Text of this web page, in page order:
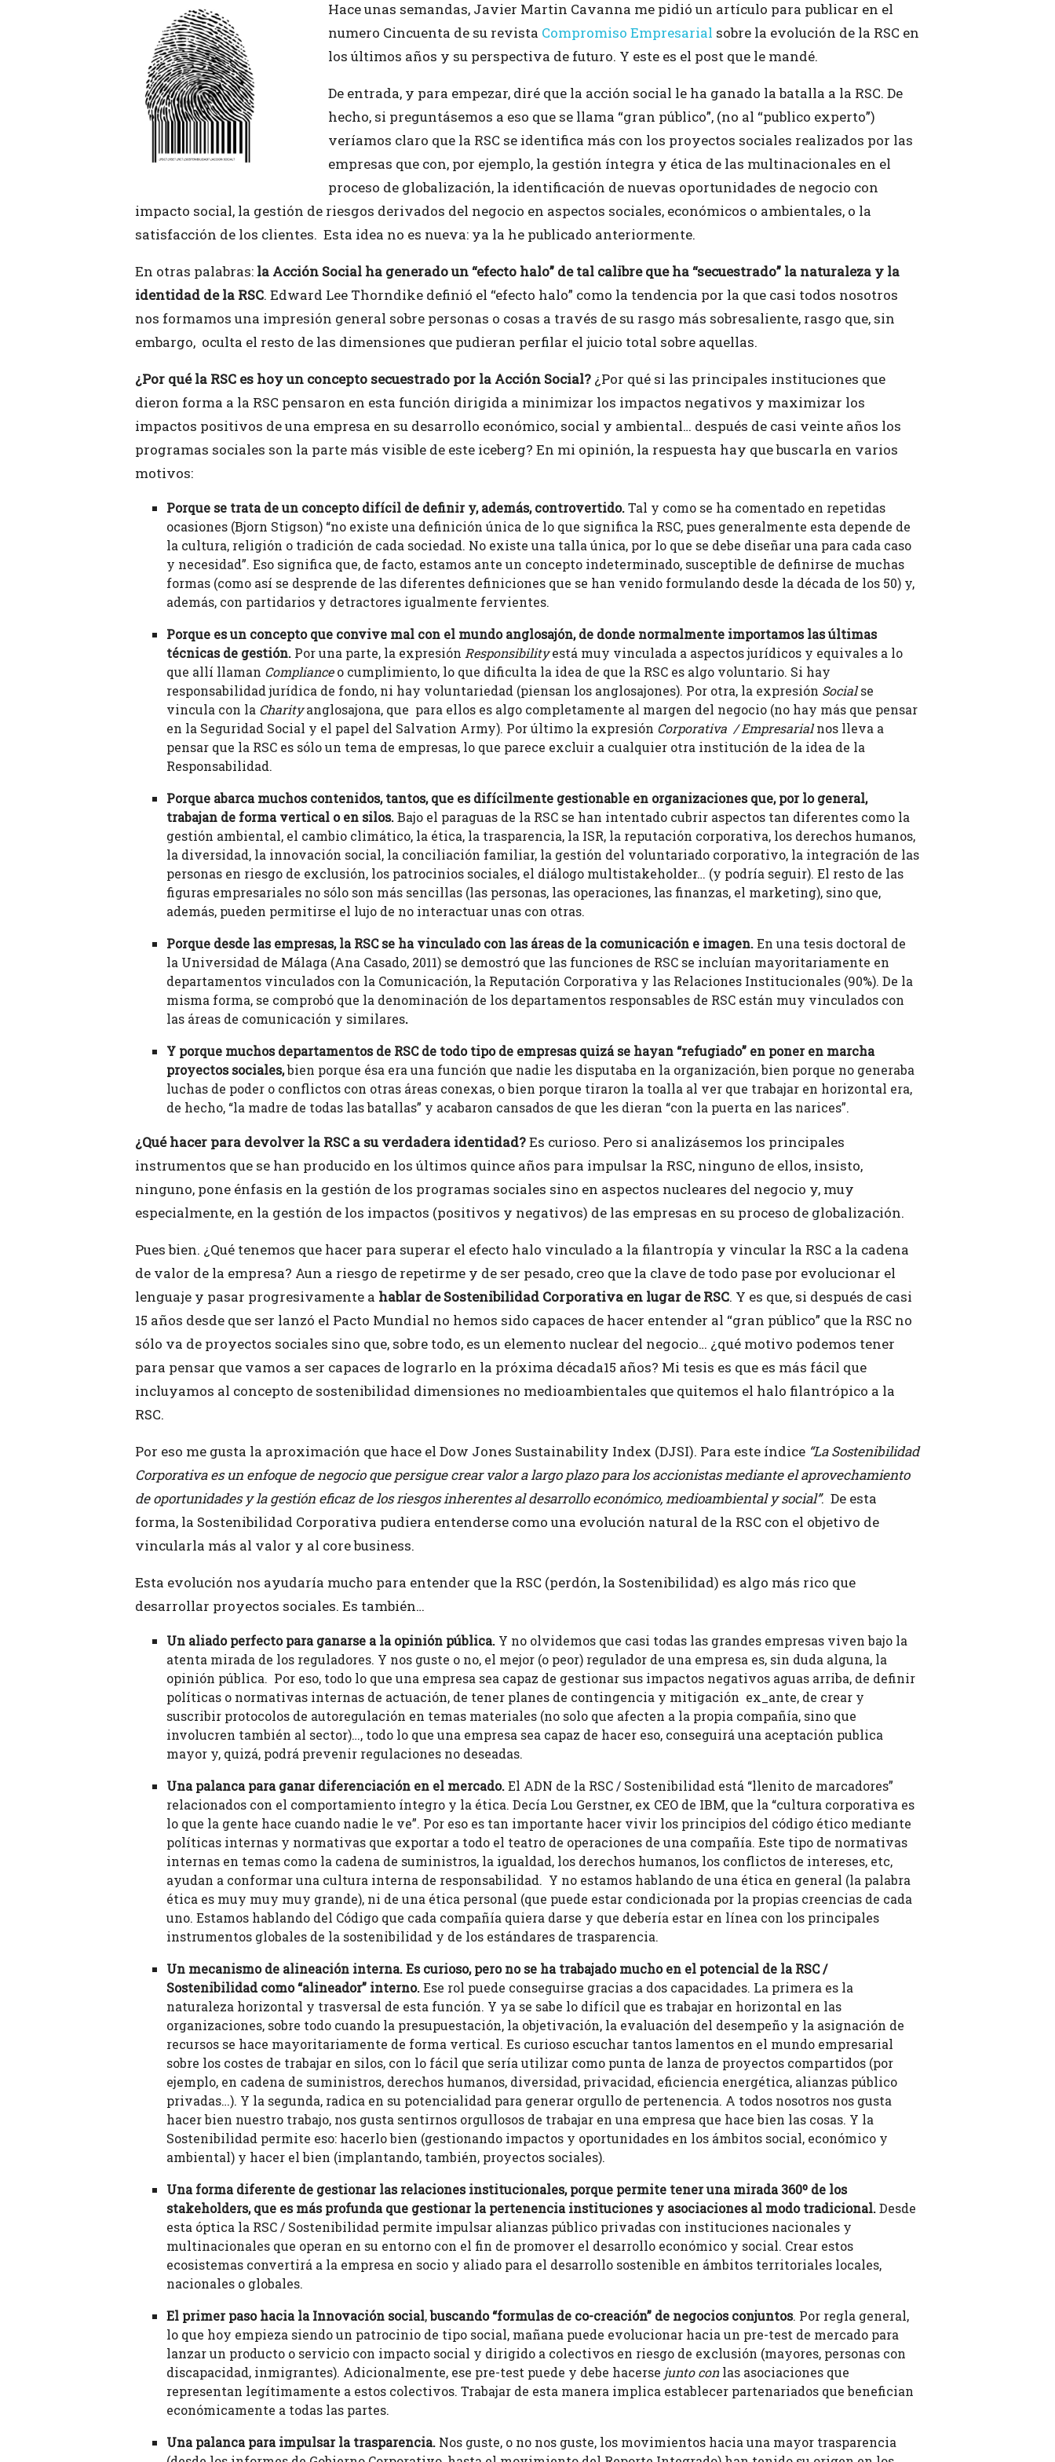
Hace unas semandas, Javier Martin Cavanna me pidió un artículo para publicar en el
numero Cincuenta de su revista Compromiso Empresarial sobre la evolución de la RSC en
los últimos años y su perspectiva de futuro. Y este es el post que le mandé.
De entrada, y para empezar, diré que la acción social le ha ganado la batalla a la RSC. De
hecho, si preguntásemos a eso que se llama “gran público”, (no al “publico experto”)
veríamos claro que la RSC se identifica más con los proyectos sociales realizados por las
empresas que con, por ejemplo, la gestión íntegra y ética de las multinacionales en el
proceso de globalización, la identificación de nuevas oportunidades de negocio con
impacto social, la gestión de riesgos derivados del negocio en aspectos sociales, económicos o ambientales, o la
satisfacción de los clientes. Esta idea no es nueva: ya la he publicado anteriormente.
En otras palabras: la Acción Social ha generado un “efecto halo” de tal calibre que ha “secuestrado” la naturaleza y la
identidad de la RSC. Edward Lee Thorndike definió el “efecto halo” como la tendencia por la que casi todos nosotros
nos formamos una impresión general sobre personas o cosas a través de su rasgo más sobresaliente, rasgo que, sin
embargo, oculta el resto de las dimensiones que pudieran perfilar el juicio total sobre aquellas.
¿Por qué la RSC es hoy un concepto secuestrado por la Acción Social? ¿Por qué si las principales instituciones que
dieron forma a la RSC pensaron en esta función dirigida a minimizar los impactos negativos y maximizar los
impactos positivos de una empresa en su desarrollo económico, social y ambiental… después de casi veinte años los
programas sociales son la parte más visible de este iceberg? En mi opinión, la respuesta hay que buscarla en varios
motivos:
Porque se trata de un concepto difícil de definir y, además, controvertido.Tal y como se ha comentado en repetidas
ocasiones (Bjorn Stigson) “no existe una definición única de lo que significa la RSC, pues generalmente esta depende de
la cultura, religión o tradición de cada sociedad. No existe una talla única, por lo que se debe diseñar una para cada caso
y necesidad”. Eso significa que, de facto, estamos ante un concepto indeterminado, susceptible de definirse de muchas
formas (como así se desprende de las diferentes definiciones que se han venido formulando desde la década de los 50) y,
además, con partidarios y detractores igualmente fervientes.
Porque es un concepto que convive mal con el mundo anglosajón, de donde normalmente importamos las últimas
técnicas de gestión. Por una parte, la expresión Responsibilityestá muy vinculada a aspectos jurídicos y equivales a lo
que allí llaman Complianceo cumplimiento, lo que dificulta la idea de que la RSC es algo voluntario. Si hay
responsabilidad jurídica de fondo, ni hay voluntariedad (piensan los anglosajones). Por otra, la expresión Socialse
vincula con la Charityanglosajona, que para ellos es algo completamente al margen del negocio (no hay más que pensar
en la Seguridad Social y el papel del Salvation Army). Por último la expresión Corporativa / Empresarialnos lleva a
pensar que la RSC es sólo un tema de empresas, lo que parece excluir a cualquier otra institución de la idea de la
Responsabilidad.
Porque abarca muchos contenidos, tantos, que es difícilmente gestionable en organizaciones que, por lo general,
trabajan de forma vertical o en silos.Bajo el paraguas de la RSC se han intentado cubrir aspectos tan diferentes como la
gestión ambiental, el cambio climático, la ética, la trasparencia, la ISR, la reputación corporativa, los derechos humanos,
la diversidad, la innovación social, la conciliación familiar, la gestión del voluntariado corporativo, la integración de las
personas en riesgo de exclusión, los patrocinios sociales, el diálogo multistakeholder… (y podría seguir). El resto de las
figuras empresariales no sólo son más sencillas (las personas, las operaciones, las finanzas, el marketing), sino que,
además, pueden permitirse el lujo de no interactuar unas con otras.
Porque desde las empresas, la RSC se ha vinculado con las áreas de la comunicación e imagen.En una tesis doctoral de
la Universidad de Málaga (Ana Casado, 2011) se demostró que las funciones de RSC se incluían mayoritariamente en
departamentos vinculados con la Comunicación, la Reputación Corporativa y las Relaciones Institucionales (90%). De la
misma forma, se comprobó que la denominación de los departamentos responsables de RSC están muy vinculados con
las áreas de comunicación y similares.
Y porque muchos departamentos de RSC de todo tipo de empresas quizá se hayan “refugiado” en poner en marcha
proyectos sociales,bien porque ésa era una función que nadie les disputaba en la organización, bien porque no generaba
luchas de poder o conflictos con otras áreas conexas, o bien porque tiraron la toalla al ver que trabajar en horizontal era,
de hecho, “la madre de todas las batallas” y acabaron cansados de que les dieran “con la puerta en las narices”.
¿Qué hacer para devolver la RSC a su verdadera identidad?Es curioso. Pero si analizásemos los principales
instrumentos que se han producido en los últimos quince años para impulsar la RSC, ninguno de ellos, insisto,
ninguno, pone énfasis en la gestión de los programas sociales sino en aspectos nucleares del negocio y, muy
especialmente, en la gestión de los impactos (positivos y negativos) de las empresas en su proceso de globalización.
Pues bien. ¿Qué tenemos que hacer para superar el efecto halo vinculado a la filantropía y vincular la RSC a la cadena
de valor de la empresa? Aun a riesgo de repetirme y de ser pesado, creo que la clave de todo pase por evolucionar el
lenguaje y pasar progresivamente a hablar de Sostenibilidad Corporativa en lugar de RSC. Y es que, si después de casi
15 años desde que ser lanzó el Pacto Mundial no hemos sido capaces de hacer entender al “gran público” que la RSC no
sólo va de proyectos sociales sino que, sobre todo, es un elemento nuclear del negocio… ¿qué motivo podemos tener
para pensar que vamos a ser capaces de lograrlo en la próxima década15 años? Mi tesis es que es más fácil que
incluyamos al concepto de sostenibilidad dimensiones no medioambientales que quitemos el halo filantrópico a la
RSC.
Por eso me gusta la aproximación que hace el Dow Jones Sustainability Index (DJSI). Para este índice “La Sostenibilidad
Corporativa es un enfoque de negocio que persigue crear valor a largo plazo para los accionistas mediante el aprovechamiento
de oportunidades y la gestión eficaz de los riesgos inherentes al desarrollo económico, medioambiental y social”. De esta
forma, la Sostenibilidad Corporativa pudiera entenderse como una evolución natural de la RSC con el objetivo de
vincularla más al valor y al core business.
Esta evolución nos ayudaría mucho para entender que la RSC (perdón, la Sostenibilidad) es algo más rico que
desarrollar proyectos sociales. Es también…
Un aliado perfecto para ganarse a la opinión pública. Y no olvidemos que casi todas las grandes empresas viven bajo la
atenta mirada de los reguladores. Y nos guste o no, el mejor (o peor) regulador de una empresa es, sin duda alguna, la
opinión pública. Por eso, todo lo que una empresa sea capaz de gestionar sus impactos negativos aguas arriba, de definir
políticas o normativas internas de actuación, de tener planes de contingencia y mitigación ex_ante, de crear y
suscribir protocolos de autoregulación en temas materiales (no solo que afecten a la propia compañía, sino que
involucren también al sector)…, todo lo que una empresa sea capaz de hacer eso, conseguirá una aceptación publica
mayor y, quizá, podrá prevenir regulaciones no deseadas.
Una palanca para ganar diferenciación en el mercado.El ADN de la RSC / Sostenibilidad está “llenito de marcadores”
relacionados con el comportamiento íntegro y la ética. Decía Lou Gerstner, ex CEO de IBM, que la “cultura corporativa es
lo que la gente hace cuando nadie le ve”. Por eso es tan importante hacer vivir los principios del código ético mediante
políticas internas y normativas que exportar a todo el teatro de operaciones de una compañía. Este tipo de normativas
internas en temas como la cadena de suministros, la igualdad, los derechos humanos, los conflictos de intereses, etc,
ayudan a conformar una cultura interna de responsabilidad. Y no estamos hablando de una ética en general (la palabra
ética es muy muy muy grande), ni de una ética personal (que puede estar condicionada por la propias creencias de cada
uno. Estamos hablando del Código que cada compañía quiera darse y que debería estar en línea con los principales
instrumentos globales de la sostenibilidad y de los estándares de trasparencia.
Un mecanismo de alineación interna. Es curioso, pero no se ha trabajado mucho en el potencial de la RSC /
Sostenibilidad como “alineador” interno.Ese rol puede conseguirse gracias a dos capacidades. La primera es la
naturaleza horizontal y trasversal de esta función. Y ya se sabe lo difícil que es trabajar en horizontal en las
organizaciones, sobre todo cuando la presupuestación, la objetivación, la evaluación del desempeño y la asignación de
recursos se hace mayoritariamente de forma vertical. Es curioso escuchar tantos lamentos en el mundo empresarial
sobre los costes de trabajar en silos, con lo fácil que sería utilizar como punta de lanza de proyectos compartidos (por
ejemplo, en cadena de suministros, derechos humanos, diversidad, privacidad, eficiencia energética, alianzas público
privadas…). Y la segunda, radica en su potencialidad para generar orgullo de pertenencia. A todos nosotros nos gusta
hacer bien nuestro trabajo, nos gusta sentirnos orgullosos de trabajar en una empresa que hace bien las cosas. Y la
Sostenibilidad permite eso: hacerlo bien (gestionando impactos y oportunidades en los ámbitos social, económico y
ambiental) y hacer el bien (implantando, también, proyectos sociales).
Una forma diferente de gestionar las relaciones institucionales, porque permite tener una mirada 360º de los
stakeholders, que es más profunda que gestionar la pertenencia instituciones y asociaciones al modo tradicional.Desde
esta óptica la RSC / Sostenibilidad permite impulsar alianzas público privadas con instituciones nacionales y
multinacionales que operan en su entorno con el fin de promover el desarrollo económico y social. Crear estos
ecosistemas convertirá a la empresa en socio y aliado para el desarrollo sostenible en ámbitos territoriales locales,
nacionales o globales.
El primer paso hacia la Innovación social,buscando “formulas de co-creación” de negocios conjuntos. Por regla general,
lo que hoy empieza siendo un patrocinio de tipo social, mañana puede evolucionar hacia un pre-test de mercado para
lanzar un producto o servicio con impacto social y dirigido a colectivos en riesgo de exclusión (mayores, personas con
discapacidad, inmigrantes). Adicionalmente, ese pre-test puede y debe hacerse junto conlas asociaciones que
representan legítimamente a estos colectivos. Trabajar de esta manera implica establecer partenariados que benefician
económicamente a todas las partes.
Una palanca para impulsar la trasparencia. Nos guste, o no nos guste, los movimientos hacia una mayor trasparencia